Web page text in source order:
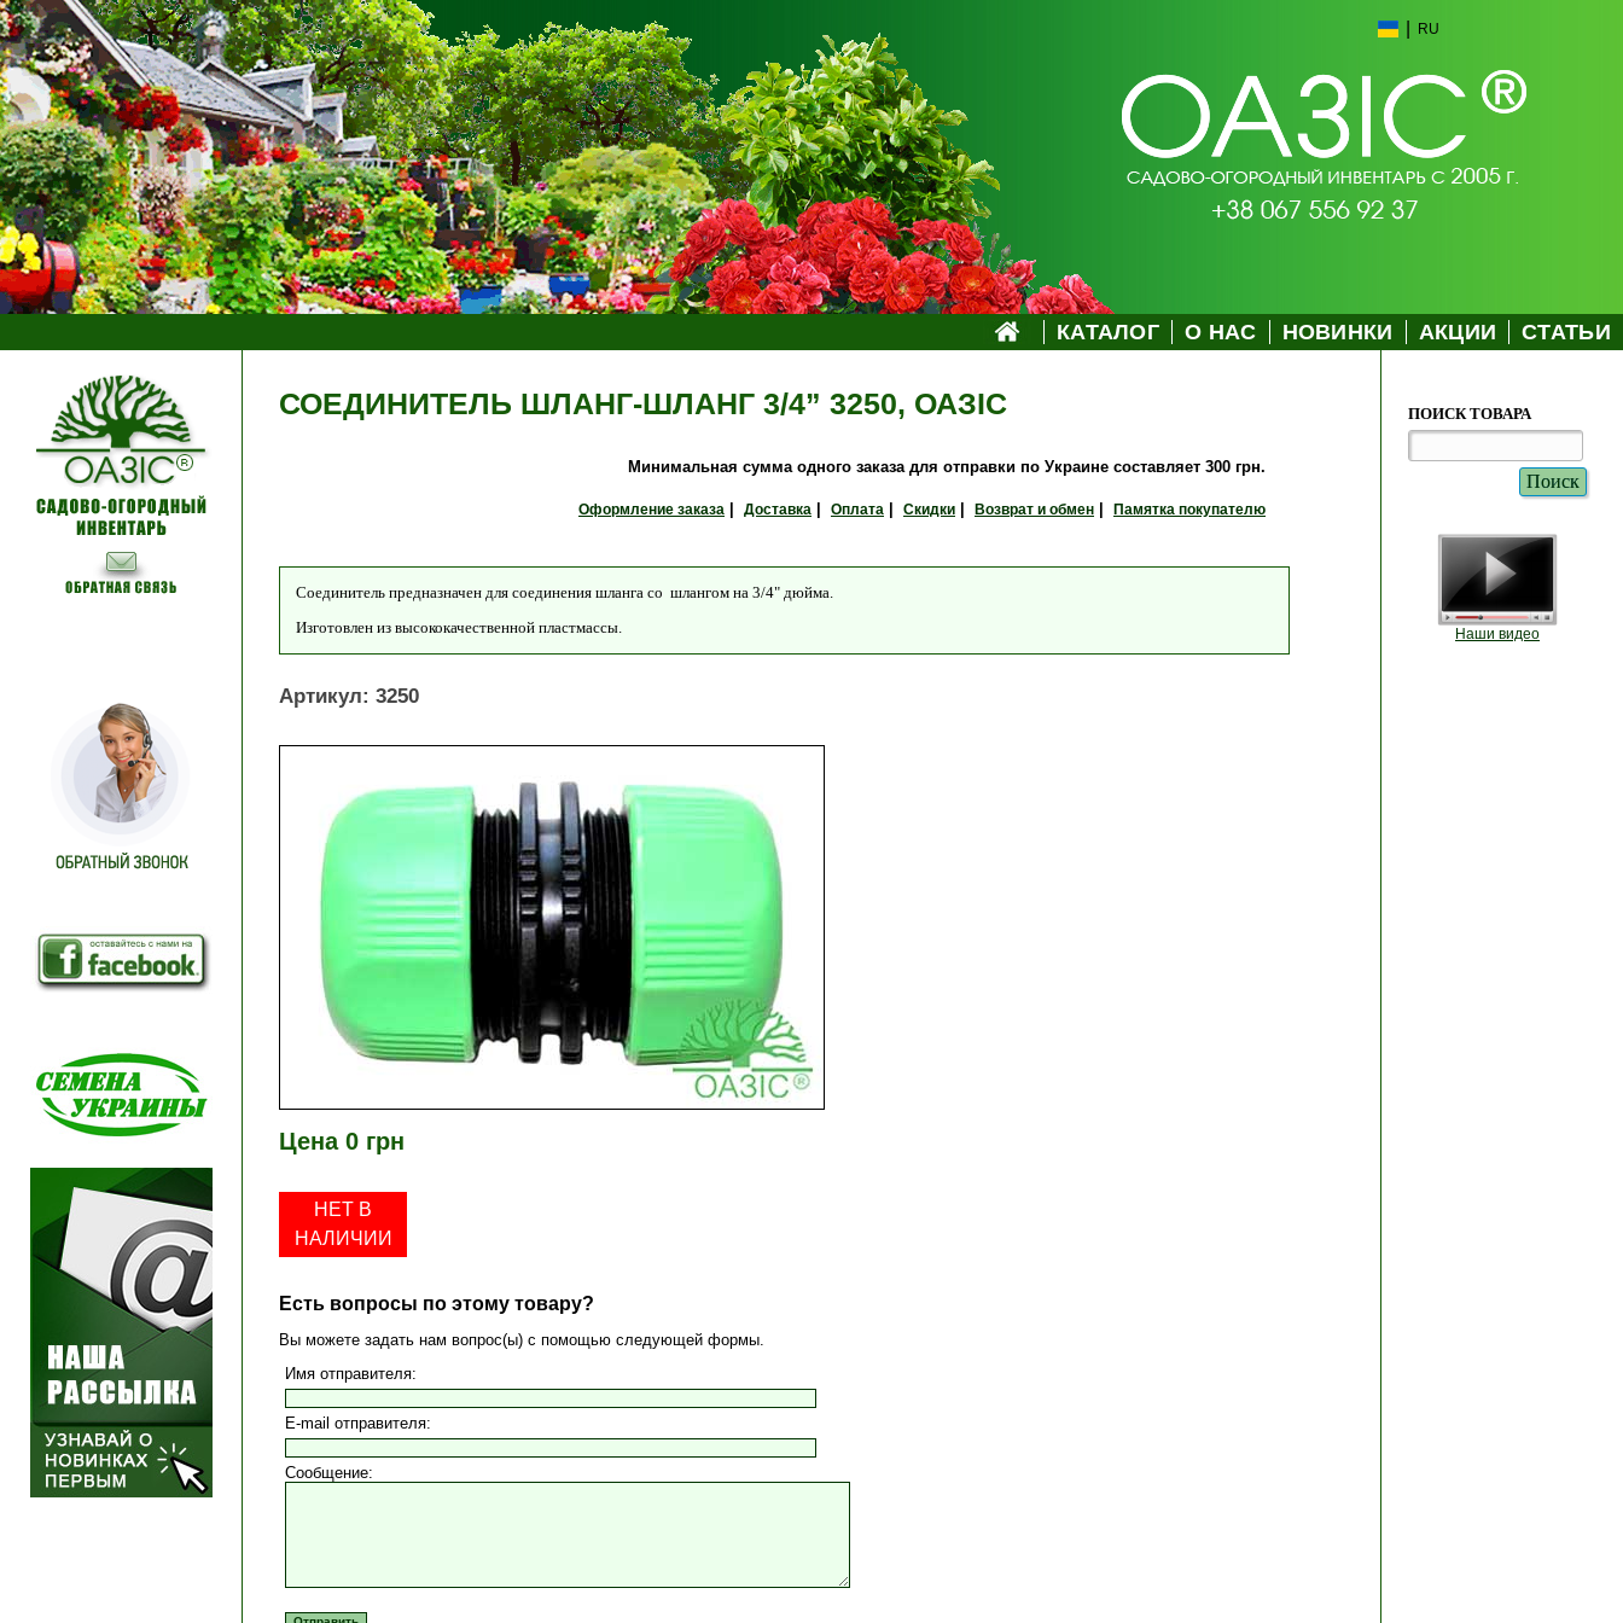
RU
КАТАЛОГ О НАС НОВИНКИ АКЦИИ СТАТЬИ
СОЕДИНИТЕЛЬ ШЛАНГ-ШЛАНГ 3/4” 3250, ОАЗIС
Минимальная сумма одного заказа для отправки по Украине составляет 300 грн.
Оформление заказа Доставка Оплата Скидки Возврат и обмен Памятка покупателю
Соединитель предназначен для соединения шланга со шлангом на 3/4" дюйма.
Изготовлен из высококачественной пластмассы.
Артикул: 3250
Цена 0 грн
НЕТ В
НАЛИЧИИ
Есть вопросы по этому товару?
Вы можете задать нам вопрос(ы) с помощью следующей формы.
Имя отправителя:
E-mail отправителя:
Сообщение:
ПОИСК ТОВАРА
Наши видео